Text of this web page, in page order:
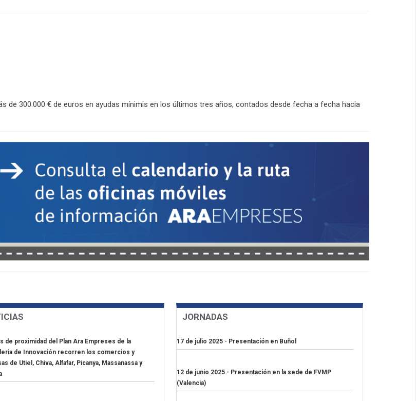
de 300.000 € de euros en ayudas mínimis en los últimos tres años, contados desde fecha a fecha hacia
de proximidad del Plan Ara Empreses de la
de Innovación recorren los comercios y
de Utiel, Chiva, Alfafar, Picanya, Massanassa y
JORNADAS
17 de julio 2025 - Presentación en Buñol
12 de junio 2025 - Presentación en la sede de FVMP
(Valencia)